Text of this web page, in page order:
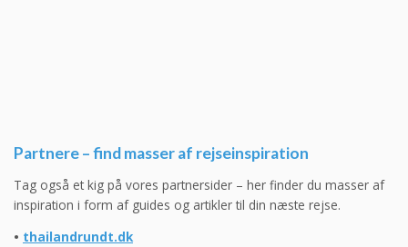
Partnere – find masser af rejseinspiration
Tag også et kig på vores partnersider – her finder du masser af
inspiration i form af guides og artikler til din næste rejse.
• thailandrundt.dk